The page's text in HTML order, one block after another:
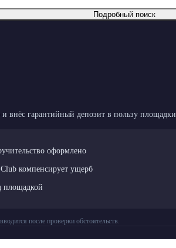
Подробный поиск
гарантийный депозит в пользу площадки.
оформлено
компенсирует ущерб
площадкой
после проверки обстоятельств.